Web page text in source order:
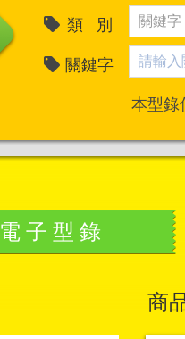
類 別
關鍵字
本型錄
電子型錄
商